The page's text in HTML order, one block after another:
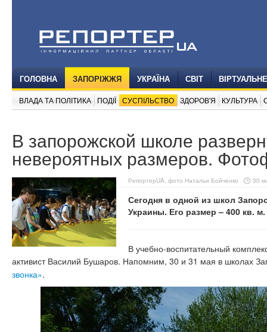
ГОЛОВНА ЗАПОРІЖЖЯ УКРАЇНА СВІТ
ВЛАДА ТА ПОЛІТИКА ПОДІЇ СУСПІЛЬСТВО ЗДОРОВ'Я КУЛЬТУРА
В запорожской школе
невероятных размеров.
РепортерUA, фото Натальи Бойченко 30
Сегодня в одной из школ
Украины. Его размер – 400 кв. м.
В учебно-воспитательный
активист Василий Бушаров. Напомним, 30 и 31 мая в школах
звонка».